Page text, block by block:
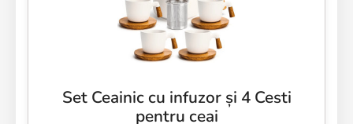
Set Ceainic cu infuzor și 4 Cesti
pentru ceai